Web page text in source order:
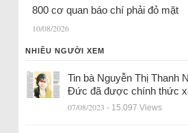
800 cơ quan báo chí phải đỏ mặt
10/08/2026
NHIỀU NGƯỜI XEM
Tin bà Nguyễn Thị Thanh
Đức đã được chính thức
07/08/2023 - 15.097 Views